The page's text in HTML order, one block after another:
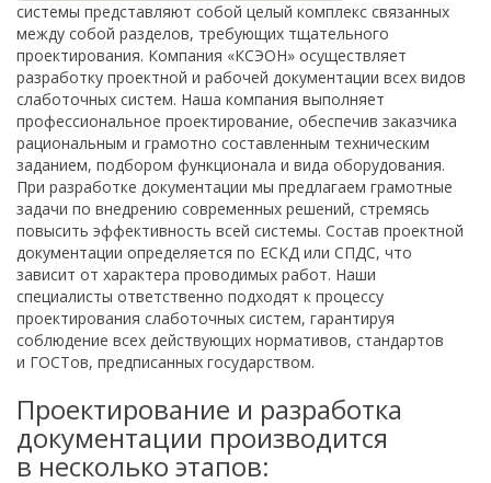
системы представляют собой целый комплекс связанных
между собой разделов, требующих тщательного
проектирования. Компания «КСЭОН» осуществляет
разработку проектной и рабочей документации всех видов
слаботочных систем. Наша компания выполняет
профессиональное проектирование, обеспечив заказчика
рациональным и грамотно составленным техническим
заданием, подбором функционала и вида оборудования.
При разработке документации мы предлагаем грамотные
задачи по внедрению современных решений, стремясь
повысить эффективность всей системы. Состав проектной
документации определяется по ЕСКД или СПДС, что
зависит от характера проводимых работ. Наши
специалисты ответственно подходят к процессу
проектирования слаботочных систем, гарантируя
соблюдение всех действующих нормативов, стандартов
и ГОСТов, предписанных государством.
Проектирование и разработка
документации производится
в несколько этапов: